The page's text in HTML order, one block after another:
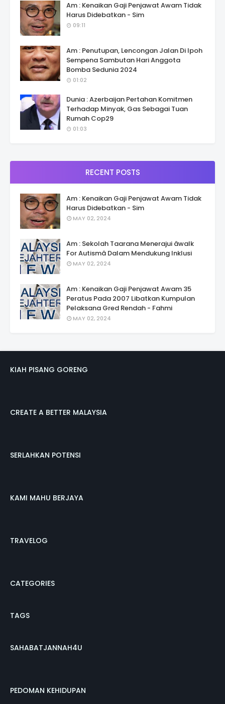
Am : Kenaikan Gaji Penjawat Awam Tidak
Harus Didebatkan - Sim
09:11
Am : Penutupan, Lencongan Jalan Di Ipoh
Sempena Sambutan Hari Anggota
Bomba Sedunia 2024
01:02
Dunia : Azerbaijan Pertahan Komitmen
Terhadap Minyak, Gas Sebagai Tuan
Rumah Cop29
01:03
RECENT POSTS
Am : Kenaikan Gaji Penjawat Awam Tidak
Harus Didebatkan - Sim
MAY 02, 2024
Am : Sekolah Taarana Menerajui âwalk
For Autismâ Dalam Mendukung Inklusi
MAY 02, 2024
Am : Kenaikan Gaji Penjawat Awam 35
Peratus Pada 2007 Libatkan Kumpulan
Pelaksana Gred Rendah - Fahmi
MAY 02, 2024
KIAH PISANG GORENG
CREATE A BETTER MALAYSIA
SERLAHKAN POTENSI
KAMI MAHU BERJAYA
TRAVELOG
CATEGORIES
TAGS
SAHABATJANNAH4U
PEDOMAN KEHIDUPAN